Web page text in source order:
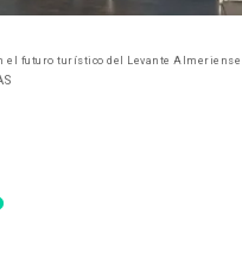
el futuro turístico del Levante Almeriense